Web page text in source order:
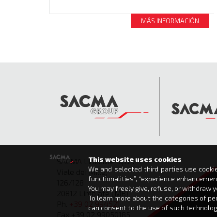
MÁS INFORMACIÓN
SACMA Limbiate S.p.A.
Viale dei Mille,
20812 Limbiate (MB)
+39 02 994521
This website uses cookies
We and selected third parties use
functionalities”, “experience
You may freely give, refuse, or withdraw
To learn more about the categories of
can consent to the use of such